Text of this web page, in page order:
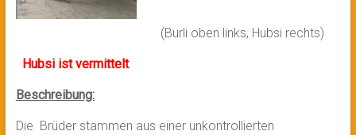
(Burli oben links, Hubsi rechts)
Hubsi ist vermittelt
Beschreibung:
Die Brüder stammen aus einer unkontrollierten